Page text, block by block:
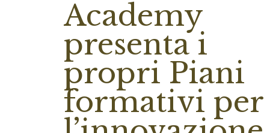
Academy
presenta i
propri Piani
formativi per